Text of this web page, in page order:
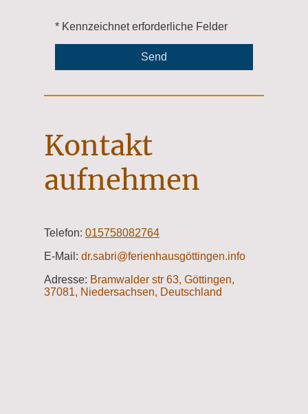
* Kennzeichnet erforderliche Felder
Send
Kontakt
aufnehmen
Telefon: 015758082764
E-Mail: dr.sabri@ferienhausgöttingen.info
Adresse: Bramwalder str 63, Göttingen,
37081, Niedersachsen, Deutschland